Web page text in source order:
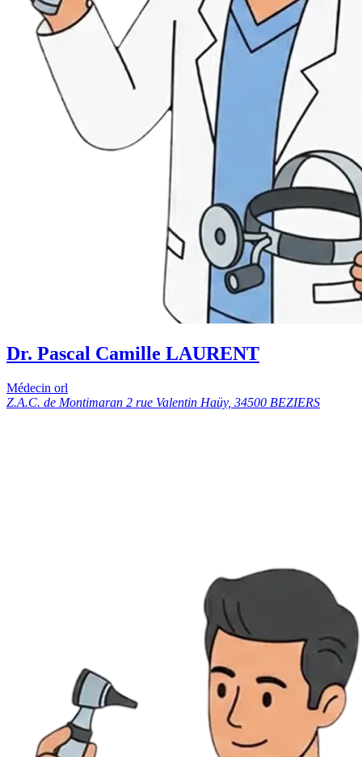
Dr. Pascal Camille LAURENT
Médecin orl
Z.A.C. de Montimaran 2 rue Valentin Haüy, 34500 BEZIERS